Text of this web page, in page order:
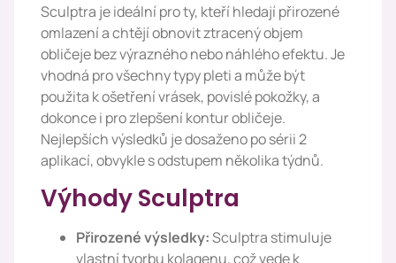
Sculptra je ideální pro ty, kteří hledají přirozené
omlazení a chtějí obnovit ztracený objem
obličeje bez výrazného nebo náhlého efektu. Je
vhodná pro všechny typy pleti a může být
použita k ošetření vrásek, povislé pokožky, a
dokonce i pro zlepšení kontur obličeje.
Nejlepších výsledků je dosaženo po sérii 2
aplikací, obvykle s odstupem několika týdnů.
Výhody Sculptra
Přirozené výsledky:Sculptra stimuluje
vlastní tvorbu kolagenu, což vede k